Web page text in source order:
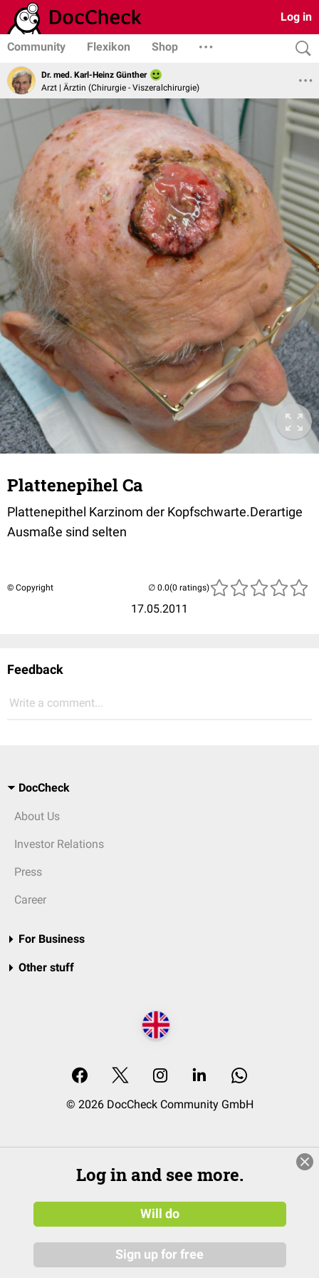
Log in
Community Flexikon Shop
Dr. med. Karl-Heinz Günther
Arzt | Ärztin (Chirurgie - Viszeralchirurgie)
Plattenepihel Ca
Plattenepithel Karzinom der Kopfschwarte.Derartige
Ausmaße sind selten
© Copyright
17.05.2011
(0 ratings)
Feedback
Write a comment...
DocCheck
About Us
Investor Relations
Press
Career
For Business
Other stuff
© 2026 DocCheck Community GmbH
Log in and see more.
Will do
Sign up for free